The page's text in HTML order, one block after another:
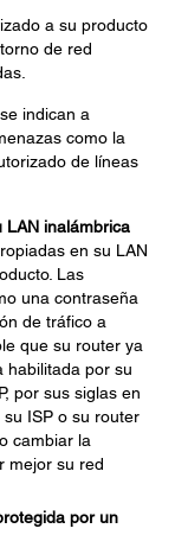
a su producto
de red
indican a
como la
de líneas
LAN inalámbrica
en su LAN
Las
una contraseña
de tráfico a
que su router ya
habilitada por su
por sus siglas en
ISP o su router
cambiar la
mejor su red
por un